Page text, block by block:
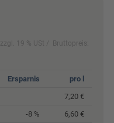
zzgl. 19 % USt
Bruttopreis:
Ersparnis
pro l
7,20 €
-8 % 6,60 €